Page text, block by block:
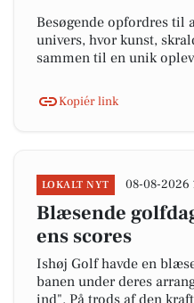
Besøgende opfordres
univers, hvor kunst,
sammen til en unik
Kopiér link
LOKALT NYT 08-08-2026
Blæsende
ens scores
Ishøj Golf havde en
banen under deres
ind". På trods af den